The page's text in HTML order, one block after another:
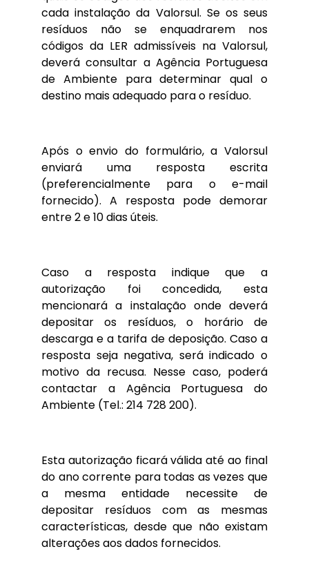
cada instalação da Valorsul. Se os seus
resíduos não se enquadrarem nos
códigos da LER admissíveis na Valorsul,
deverá consultar a Agência Portuguesa
de Ambiente para determinar qual o
destino mais adequado para o resíduo.
Após o envio do formulário, a Valorsul
enviará uma resposta escrita
(preferencialmente para o e-mail
fornecido). A resposta pode demorar
entre 2 e 10 dias úteis.
Caso a resposta indique que a
autorização foi concedida, esta
mencionará a instalação onde deverá
depositar os resíduos, o horário de
descarga e a tarifa de deposição. Caso a
resposta seja negativa, será indicado o
motivo da recusa. Nesse caso, poderá
contactar a Agência Portuguesa do
Ambiente (Tel.: 214 728 200).
Esta autorização ficará válida até ao final
do ano corrente para todas as vezes que
a mesma entidade necessite de
depositar resíduos com as mesmas
características, desde que não existam
alterações aos dados fornecidos.